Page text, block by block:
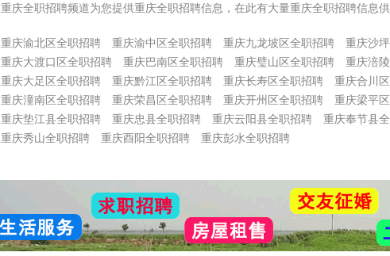
重庆全职招聘频道为您提供重庆全职招聘信息，在此有大量重庆全职招聘信息
重庆渝北区全职招聘 重庆渝中区全职招聘 重庆九龙坡区全职招聘 重庆沙
重庆大渡口区全职招聘
重庆巴南区全职招聘 重庆璧山区全职招聘 重庆涪
重庆大足区全职招聘
重庆黔江区全职招聘 重庆长寿区全职招聘 重庆合川
重庆潼南区全职招聘
重庆荣昌区全职招聘 重庆开州区全职招聘 重庆梁平
重庆垫江县全职招聘
重庆忠县全职招聘 重庆云阳县全职招聘 重庆奉节县
重庆秀山全职招聘
重庆酉阳全职招聘 重庆彭水全职招聘